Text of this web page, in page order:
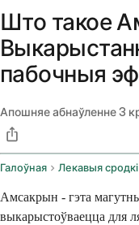
Што такое
пабочныя
Апошняе абнаўленне3
Галоўная Лекавыя сродкі
Амсакрын - гэта
выкарыстоўваецца для